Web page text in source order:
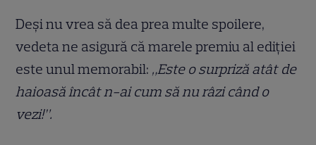
Deși nu vrea să dea prea multe spoilere,
vedeta ne asigură că marele premiu al ediției
este unul memorabil: „Este o surpriză atât de
haioasă încât n-ai cum să nu râzi când o
vezi!”.